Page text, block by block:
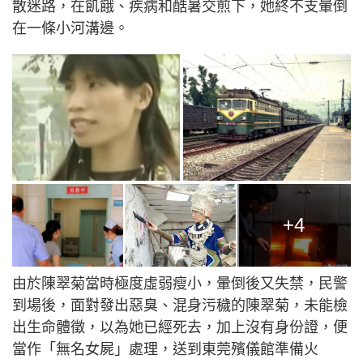
散迷路，在飢餓、疾病和酷暑交煎下，她終不支暈倒
在一條小河溝邊。
+4
由於陳翠菊當時極度虛弱瘦小，暈倒後又失禁，民警
到場後，面對發出惡臭、混身污穢的陳翠菊，未能檢
出生命體徵，以為她已經死去，加上沒有身份證，便
當作「無名女屍」處理，送到東莞殯儀館準備火